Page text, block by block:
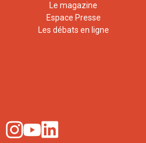
Le magazine
Espace Presse
Les débats en ligne